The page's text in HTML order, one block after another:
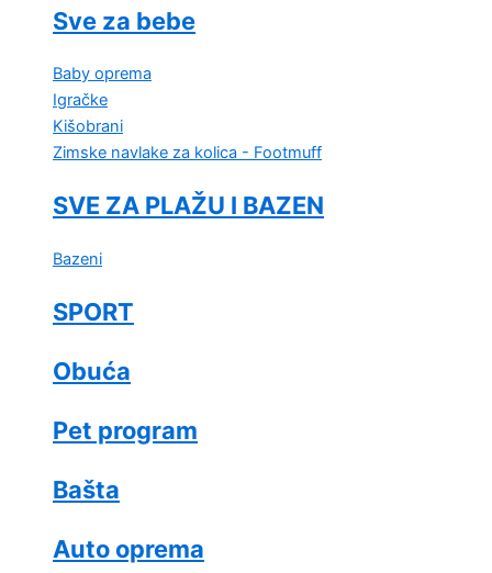
Sve za bebe
Baby oprema
Igračke
Kišobrani
Zimske navlake za kolica - Footmuff
SVE ZA PLAŽU I BAZEN
Bazeni
SPORT
Obuća
Pet program
Bašta
Auto oprema